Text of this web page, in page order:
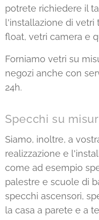
potrete richiedere il
l'installazione di vetri
float, vetri camera e
Forniamo vetri su
negozi anche con
24h.
Specchi su
Siamo, inoltre, a
realizzazione e
come ad esempio
palestre e scuole di
specchi ascensori,
la casa a parete e a